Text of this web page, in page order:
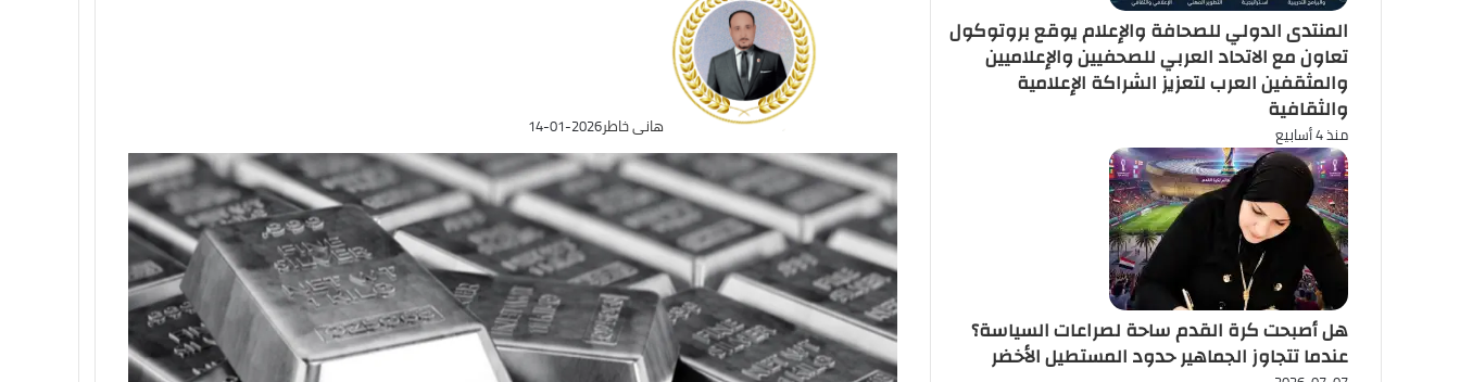
هانى خاطر2026-01-14
المنتدى الدولي للصحافة والإعلام يوقع بروتوكول
تعاون مع الاتحاد العربي للصحفيين والإعلاميين
والمثقفين العرب لتعزيز الشراكة الإعلامية
والثقافية
منذ 4 أسابيع
هل أصبحت كرة القدم ساحة لصراعات السياسة؟
عندما تتجاوز الجماهير حدود المستطيل الأخضر